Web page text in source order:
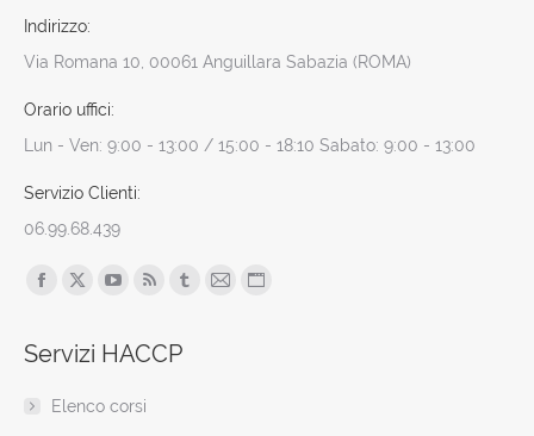
Indirizzo:
Via Romana 10, 00061 Anguillara Sabazia (ROMA)
Orario uffici:
Lun - Ven: 9:00 - 13:00 / 15:00 - 18:10 Sabato: 9:00 - 13:00
Servizio Clienti:
06.99.68.439
Find us on:
Facebook
opens
new
X
opens
new
opens
new
opens
TumblrMailSito
Servizi HACCP
Elenco corsi